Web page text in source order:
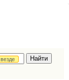
везде